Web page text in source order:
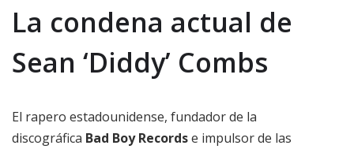
La condena actual de
Sean ‘Diddy’ Combs
El rapero estadounidense, fundador de la
discográfica Bad Boy Recordse impulsor de las